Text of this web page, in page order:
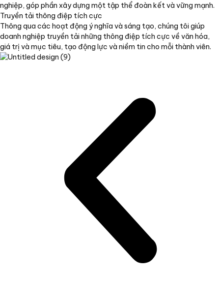
nghiệp, góp phần xây dựng một tập thể đoàn kết và vững mạnh.
Truyền tải thông điệp tích cực
Thông qua các hoạt động ý nghĩa và sáng tạo, chúng tôi giúp
doanh nghiệp truyền tải những thông điệp tích cực về văn hóa,
giá trị và mục tiêu, tạo động lực và niềm tin cho mỗi thành viên.